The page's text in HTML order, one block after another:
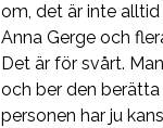
om, det är inte
Anna Gerge och
Det är för svårt.
och ber den
personen har ju